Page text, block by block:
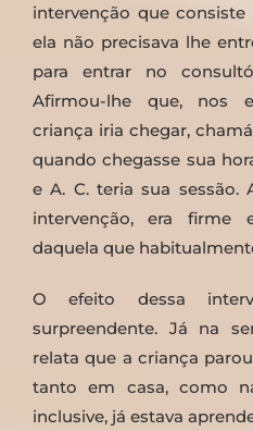
intervenção que
ela não precisava lhe
para entrar no
Afirmou-lhe que, nos
criança iria chegar,
quando chegasse sua
e A. C. teria sua sessão.
intervenção, era firme
daquela que
O efeito dessa
surpreendente. Já na
relata que a criança
tanto em casa, como
inclusive, já estava